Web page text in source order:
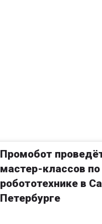
Промобот
мастер-классов по
робототехнике в
Петербурге